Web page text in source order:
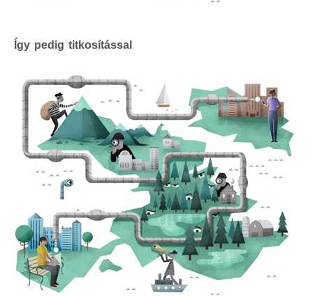
Így pedig titkosítással